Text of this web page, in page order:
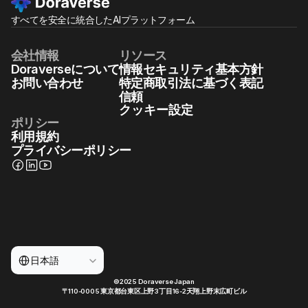
すべてを安全に統合したAIプラットフォーム
会社情報
Doraverseについて
お問い合わせ
リソース
情報セキュリティ基本方針
特定商取引法に基づく表記
信頼
クッキー設定
ポリシー
利用規約
プライバシーポリシー
Select Language
日本語
©2025 Doraverse Japan
〒110-0005 東京都台東区上野3丁目16-2天翔上野末広町ビル